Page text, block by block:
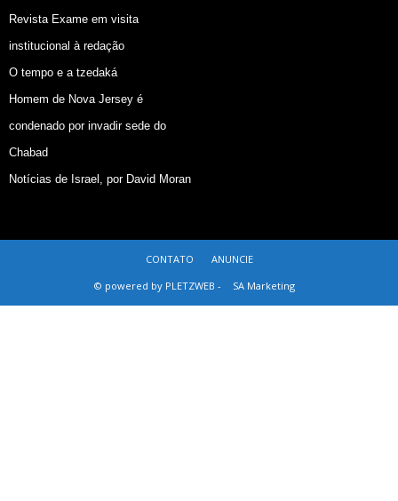
Revista Exame em visita
institucional à redação
O tempo e a tzedaká
Homem de Nova Jersey é
condenado por invadir sede do
Chabad
Notícias de Israel, por David Moran
CONTATO
ANUNCIE
© powered by PLETZWEB -
SA Marketing